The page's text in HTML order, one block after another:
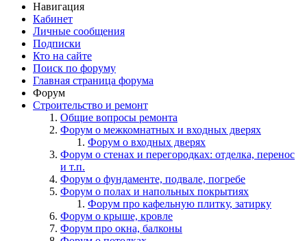
Навигация
Кабинет
Личные сообщения
Подписки
Кто на сайте
Поиск по форуму
Главная страница форума
Форум
Строительство и ремонт
Общие вопросы ремонта
Форум о межкомнатных и входных дверях
Форум о входных дверях
Форум о стенах и перегородках: отделка, перенос
и т.п.
Форум о фундаменте, подвале, погребе
Форум о полах и напольных покрытиях
Форум про кафельную плитку, затирку
Форум о крыше, кровле
Форум про окна, балконы